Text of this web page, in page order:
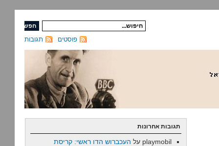
תגובות פוסטים
תגובות אחרונות
playmobil על העכברוש הדו ראשי: קריסת